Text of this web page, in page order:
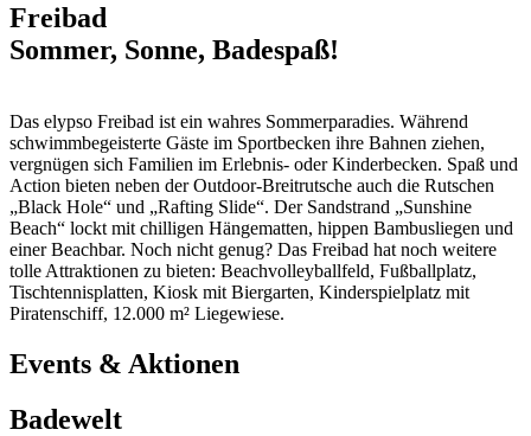
Freibad
Sommer, Sonne, Badespaß!
Das elypso Freibad ist ein wahres Sommerparadies. Während
schwimmbegeisterte Gäste im Sportbecken ihre Bahnen ziehen,
vergnügen sich Familien im Erlebnis- oder Kinderbecken. Spaß und
Action bieten neben der Outdoor-Breitrutsche auch die Rutschen
„Black Hole“ und „Rafting Slide“. Der Sandstrand „Sunshine
Beach“ lockt mit chilligen Hängematten, hippen Bambusliegen und
einer Beachbar. Noch nicht genug? Das Freibad hat noch weitere
tolle Attraktionen zu bieten: Beachvolleyballfeld, Fußballplatz,
Tischtennisplatten, Kiosk mit Biergarten, Kinderspielplatz mit
Piratenschiff, 12.000 m² Liegewiese.
Events & Aktionen
Badewelt